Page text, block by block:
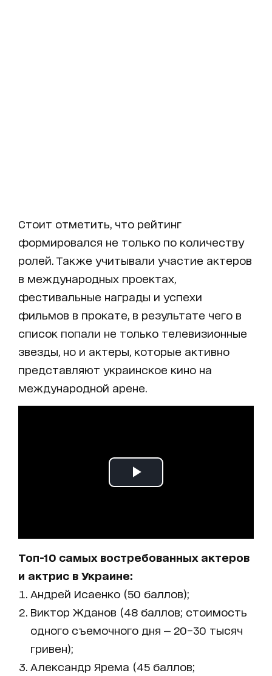
Стоит отметить, что рейтинг
формировался не только по количеству
ролей. Также учитывали участие актеров
в международных проектах,
фестивальные награды и успехи
фильмов в прокате, в результате чего в
список попали не только телевизионные
звезды, но и актеры, которые активно
представляют украинское кино на
международной арене.
Топ-10 самых востребованных актеров
и актрис в Украине:
Андрей Исаенко (50 баллов);
Виктор Жданов (48 баллов; стоимость
одного съемочного дня — 20−30 тысяч
гривен);
Александр Ярема (45 баллов;